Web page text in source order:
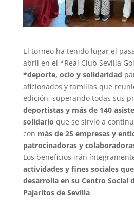
El torneo ha tenido lugar el
abril en el *Real Club Sevilla
*deporte, ocio y solidaridad
aficionados y familias que
edición, superando todas sus
deportistas y más de 140
solidario que se sirvió a
con más de 25 empresas y
patrocinadoras y
Los beneficios irán
actividades y fines sociales
desarrolla en su Centro Social
Pajaritos de Sevilla